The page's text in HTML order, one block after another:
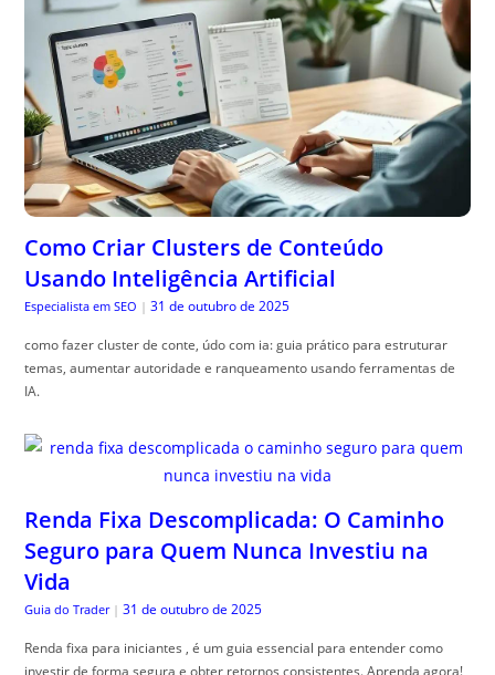
Como Criar Clusters de Conteúdo
Usando Inteligência Artificial
Especialista em SEO | 31 de outubro de 2025
como fazer cluster de conte, údo com ia: guia prático para estruturar
temas, aumentar autoridade e ranqueamento usando ferramentas de
IA.
Renda Fixa Descomplicada: O Caminho
Seguro para Quem Nunca Investiu na
Vida
Guia do Trader | 31 de outubro de 2025
Renda fixa para iniciantes , é um guia essencial para entender como
investir de forma segura e obter retornos consistentes. Aprenda agora!